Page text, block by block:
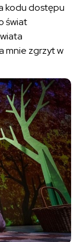
kodu dostępu
świat
mnie zgrzyt w